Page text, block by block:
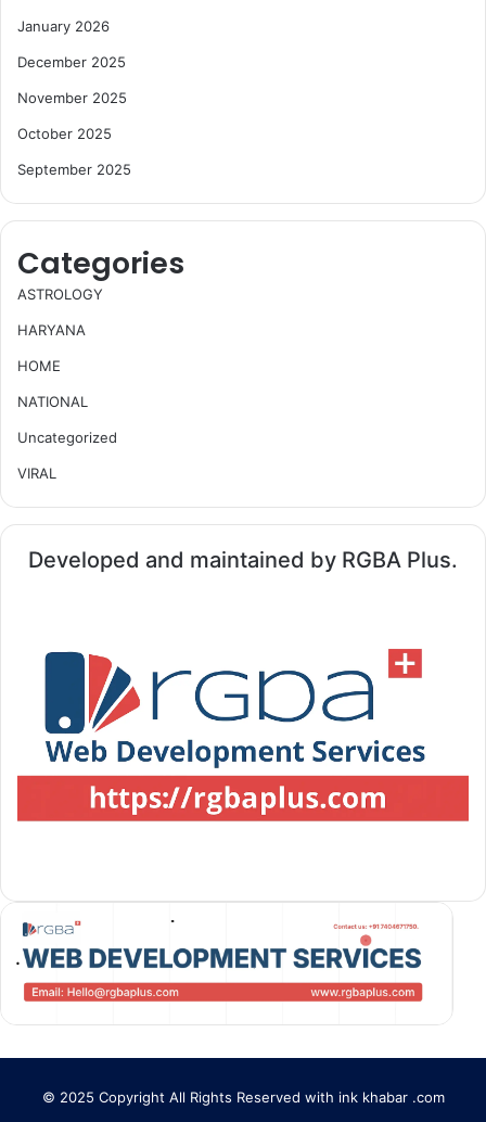
January 2026
December 2025
November 2025
October 2025
September 2025
Categories
ASTROLOGY
HARYANA
HOME
NATIONAL
Uncategorized
VIRAL
Developed and maintained by RGBA Plus.
© 2025 Copyright All Rights Reserved with ink khabar .com